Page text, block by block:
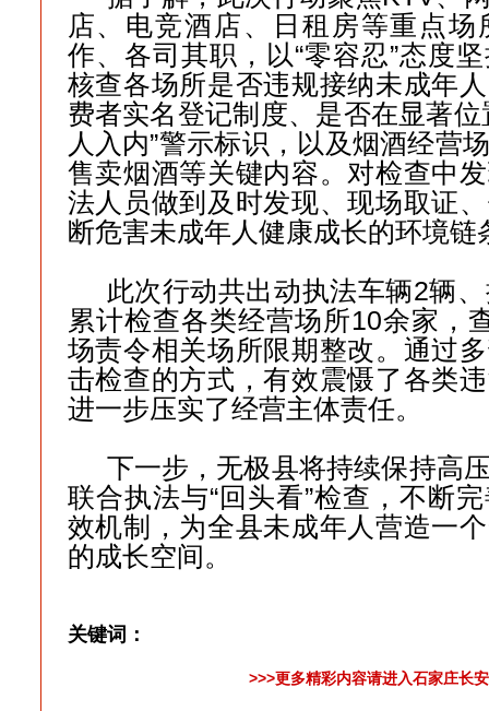
店、电竞酒店、日租房等重点场
作、各司其职，以“零容忍”态度
核查各场所是否违规接纳未成年
费者实名登记制度、是否在显著位
人入内”警示标识，以及烟酒经营
售卖烟酒等关键内容。对检查中
法人员做到及时发现、现场取证
断危害未成年人健康成长的环境链
此次行动共出动执法车辆2辆
累计检查各类经营场所10余家，
场责令相关场所限期整改。通过
击检查的方式，有效震慑了各类
进一步压实了经营主体责任。
下一步，无极县将持续保持高
联合执法与“回头看”检查，不断
效机制，为全县未成年人营造一
的成长空间。
关键词：
>>>更多精彩内容请进入石家庄长